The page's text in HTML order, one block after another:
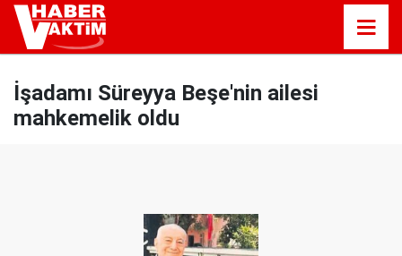
İşadamı Süreyya Beşe'nin ailesi
mahkemelik oldu